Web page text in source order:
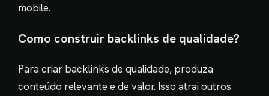
mobile.
Como construir backlinks de qualidade?
Para criar backlinks de qualidade, produza
conteúdo relevante e de valor. Isso atrai outros